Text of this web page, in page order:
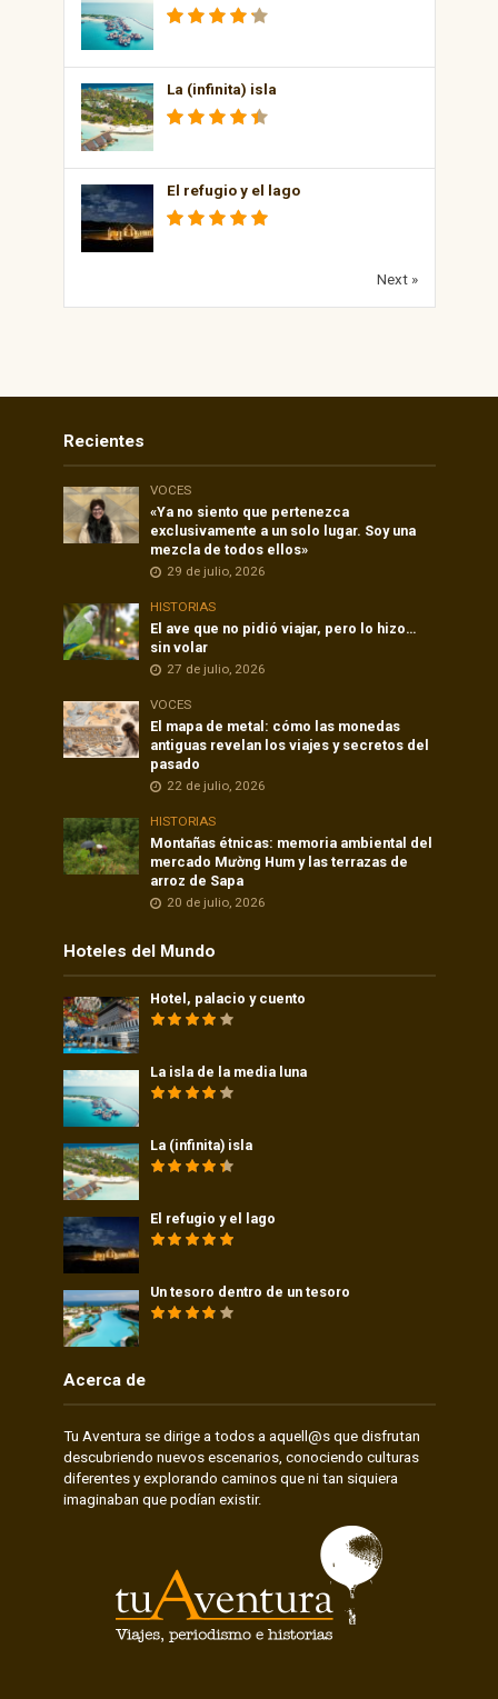
La (infinita) isla
El refugio y el lago
Next »
Recientes
VOCES
«Ya no siento que pertenezca
exclusivamente a un solo lugar. Soy una
mezcla de todos ellos»
29 de julio, 2026
HISTORIAS
El ave que no pidió viajar, pero lo hizo…
sin volar
27 de julio, 2026
VOCES
El mapa de metal: cómo las monedas
antiguas revelan los viajes y secretos del
pasado
22 de julio, 2026
HISTORIAS
Montañas étnicas: memoria ambiental del
mercado Mường Hum y las terrazas de
arroz de Sapa
20 de julio, 2026
Hoteles del Mundo
Hotel, palacio y cuento
La isla de la media luna
La (infinita) isla
El refugio y el lago
Un tesoro dentro de un tesoro
Acerca de
Tu Aventura se dirige a todos a aquell@s que disfrutan
descubriendo nuevos escenarios, conociendo culturas
diferentes y explorando caminos que ni tan siquiera
imaginaban que podían existir.